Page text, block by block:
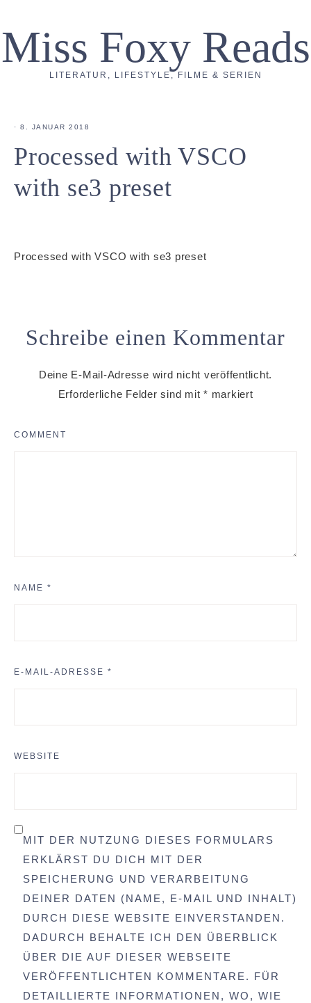
Miss Foxy Reads
LITERATUR, LIFESTYLE, FILME & SERIEN
· 8. JANUAR 2018
Processed with VSCO
with se3 preset
Processed with VSCO with se3 preset
Schreibe einen Kommentar
Deine E-Mail-Adresse wird nicht veröffentlicht.
Erforderliche Felder sind mit * markiert
COMMENT
NAME *
E-MAIL-ADRESSE *
WEBSITE
MIT DER NUTZUNG DIESES FORMULARS
ERKLÄRST DU DICH MIT DER
SPEICHERUNG UND VERARBEITUNG
DEINER DATEN (NAME, E-MAIL UND INHALT)
DURCH DIESE WEBSITE EINVERSTANDEN.
DADURCH BEHALTE ICH DEN ÜBERBLICK
ÜBER DIE AUF DIESER WEBSEITE
VERÖFFENTLICHTEN KOMMENTARE. FÜR
DETAILLIERTE INFORMATIONEN, WO, WIE